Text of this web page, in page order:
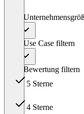
Nach
Nach Use Case filtern
Nach Bewertung filtern
5 Sterne
4 Sterne